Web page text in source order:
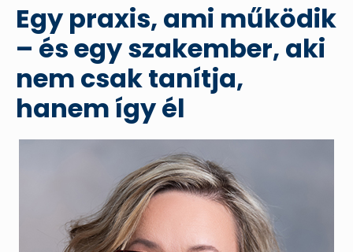
Egy praxis, ami működik
– és egy szakember, aki
nem csak tanítja,
hanem így él